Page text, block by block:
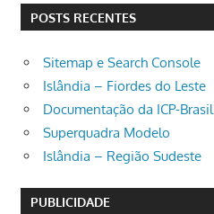
POSTS RECENTES
Sitemap e Search Console
Islândia – Fiordes do Leste
Documentação da ICP-Brasil
Superquadra Modelo
Islândia – Região Sudeste
PUBLICIDADE